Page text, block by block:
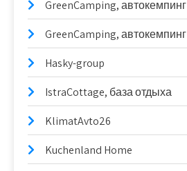
GreenCamping, автокемпинг
GreenCamping, автокемпинг
Hasky-group
IstraCottage, база отдыха
KlimatAvto26
Kuchenland Home